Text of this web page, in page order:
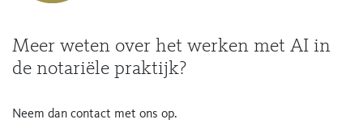
Meer weten over het werken met AI in
de notariële praktijk?
Neem dan contact met ons op.